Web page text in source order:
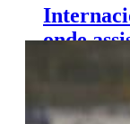
onde